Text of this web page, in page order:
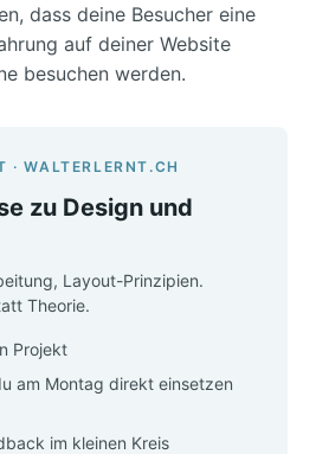
dass deine Besucher eine
auf deiner Website
besuchen werden.
· WALTERLERNT.CH
zu Design und
Layout-Prinzipien.
Theorie.
Projekt
am Montag direkt einsetzen
im kleinen Kreis